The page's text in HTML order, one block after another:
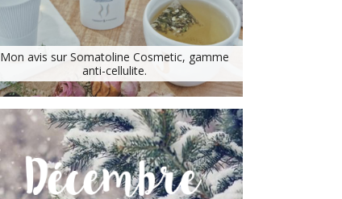
Mon avis sur Somatoline Cosmetic, gamme
anti-cellulite.